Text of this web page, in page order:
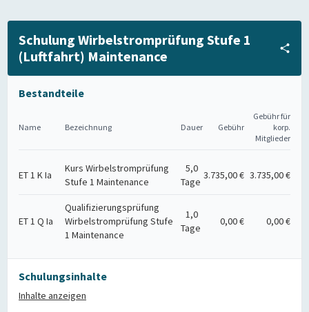
Schulung Wirbelstromprüfung Stufe 1
(Luftfahrt) Maintenance
Bestandteile
Name Bezeichnung Dauer Gebühr
Gebühr für
korp.
Mitglieder
ET 1 K Ia
Kurs Wirbelstromprüfung
Stufe 1 Maintenance
5,0
Tage
3.735,00 € 3.735,00 €
ET 1 Q Ia
Qualifizierungsprüfung
Wirbelstromprüfung Stufe
1 Maintenance
1,0
Tage
0,00 € 0,00 €
Schulungsinhalte
Inhalte anzeigen